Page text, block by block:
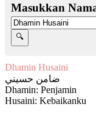
Masukkan
Dhamin Husaini
ضامن حسيني
Dhamin: Penjamin
Husaini: Kebaikanku